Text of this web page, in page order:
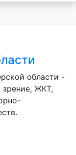
области -
зрение, ЖКТ,